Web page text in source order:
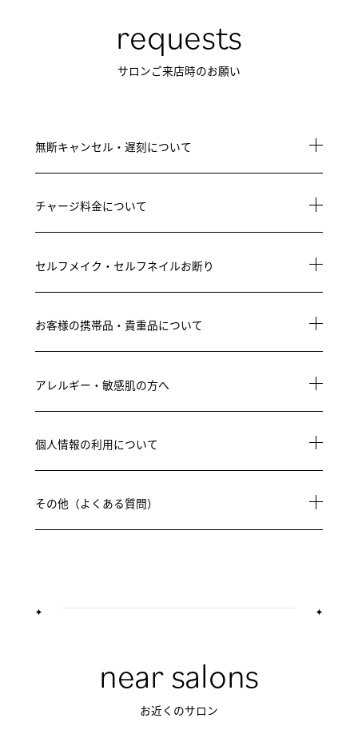
requests
サロンご来店時のお願い
無断キャンセル・遅刻について
チャージ料金について
セルフメイク・セルフネイルお断り
お客様の携帯品・貴重品について
アレルギー・敏感肌の方へ
個人情報の利用について
その他（よくある質問）
near salons
お近くのサロン